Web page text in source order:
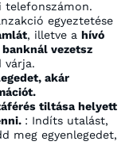
telefonszámon.
egyeztetése
, illetve a hívó
vezetsz
akár
tiltása helyett
: Indíts utalást,
meg egyenlegedet,